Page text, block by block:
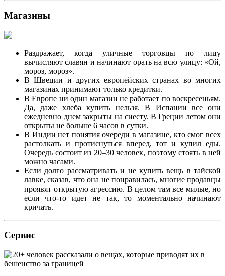
Магазины
Раздражает, когда уличные торговцы по лицу
вычисляют славян и начинают орать на всю улицу: «Ой,
мороз, мороз».
В Швеции и других европейских странах во многих
магазинах принимают только кредитки.
В Европе ни один магазин не работает по воскресеньям.
Да, даже хлеба купить нельзя. В Испании все они
ежедневно днем закрыты на сиесту. В Греции летом они
открыты не больше 6 часов в сутки.
В Индии нет понятия очереди в магазине, кто смог всех
растолкать и протиснуться вперед, тот и купил еды.
Очередь состоит из 20–30 человек, поэтому стоять в ней
можно часами.
Если долго рассматривать и не купить вещь в тайской
лавке, сказав, что она не понравилась, многие продавцы
проявят открытую агрессию. В целом там все милые, но
если что-то идет не так, то моментально начинают
кричать.
Сервис